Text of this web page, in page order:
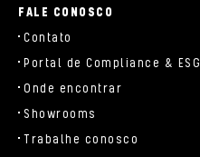
FALE CONOSCO
Contato
Portal de Compliance & ESG
Onde encontrar
Showrooms
Trabalhe conosco